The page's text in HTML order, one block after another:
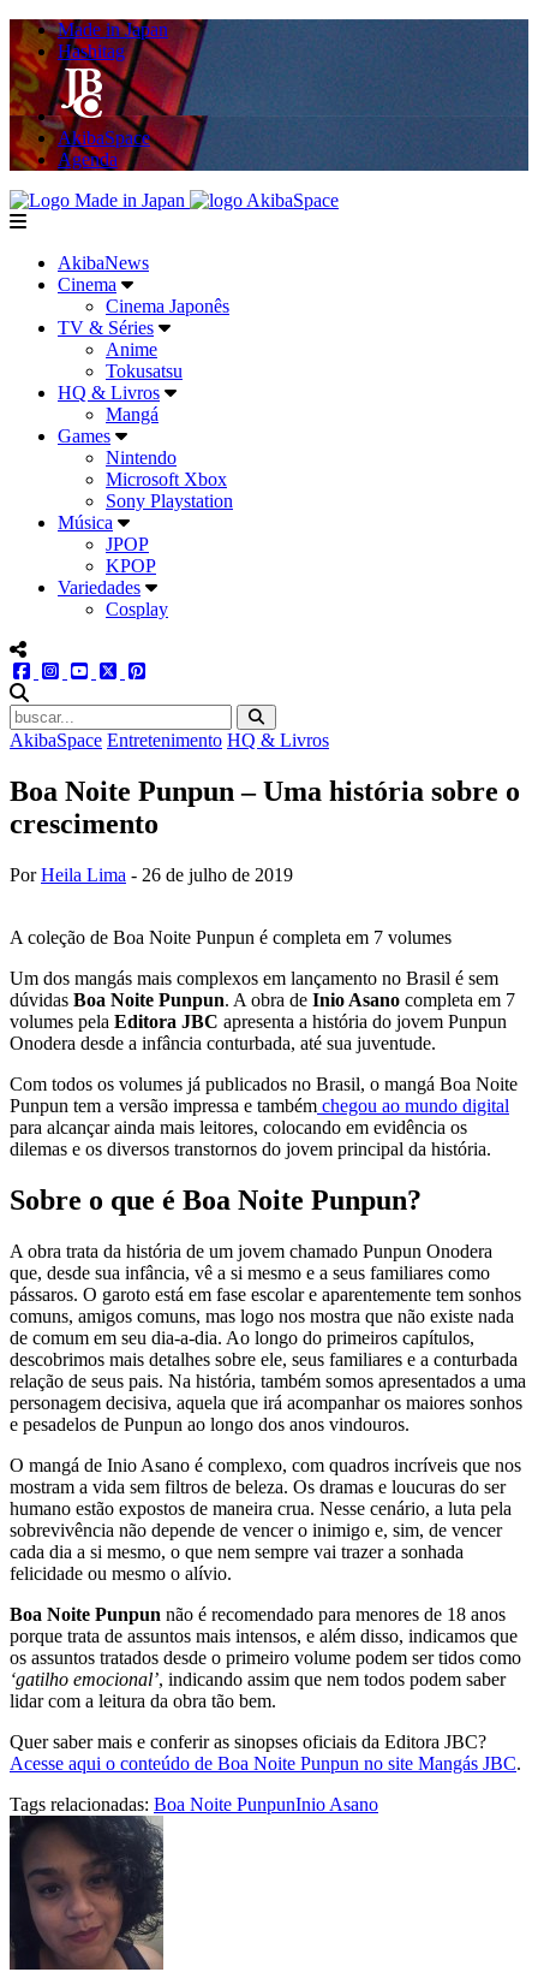
Made in Japan
Hashitag
AkibaSpace
Agenda
Powered By Made in Japan
AkibaSpace
menu
AkibaNews
Cinema
Cinema Japonês
TV & Séries
Anime
Tokusatsu
HQ & Livros
Mangá
Games
Nintendo
Microsoft Xbox
Sony Playstation
Música
JPOP
KPOP
Variedades
Cosplay
menu redes social
facebookinstagram
youtube
twitter
AkibaSpace Entretenimento HQ & Livros
Boa Noite Punpun – Uma história sobre o
crescimento
PorHeila Lima - 26 de julho de 2019
A coleção de Boa Noite Punpun é completa em 7 volumes
Um dos mangás mais complexos em lançamento no Brasil é sem
dúvidas Boa Noite Punpun. A obra de Inio Asano completa em 7
volumes pela Editora JBC apresenta a história do jovem Punpun
Onodera desde a infância conturbada, até sua juventude.
Com todos os volumes já publicados no Brasil, o mangá Boa Noite
Punpun tem a versão impressa e também chegou ao mundo digital
para alcançar ainda mais leitores, colocando em evidência os
dilemas e os diversos transtornos do jovem principal da história.
Sobre o que é Boa Noite Punpun?
A obra trata da história de um jovem chamado Punpun Onodera
que, desde sua infância, vê a si mesmo e a seus familiares como
pássaros. O garoto está em fase escolar e aparentemente tem sonhos
comuns, amigos comuns, mas logo nos mostra que não existe nada
de comum em seu dia-a-dia. Ao longo do primeiros capítulos,
descobrimos mais detalhes sobre ele, seus familiares e a conturbada
relação de seus pais. Na história, também somos apresentados a uma
personagem decisiva, aquela que irá acompanhar os maiores sonhos
e pesadelos de Punpun ao longo dos anos vindouros.
O mangá de Inio Asano é complexo, com quadros incríveis que nos
mostram a vida sem filtros de beleza. Os dramas e loucuras do ser
humano estão expostos de maneira crua. Nesse cenário, a luta pela
sobrevivência não depende de vencer o inimigo e, sim, de vencer
cada dia a si mesmo, o que nem sempre vai trazer a sonhada
felicidade ou mesmo o alívio.
Boa Noite Punpun não é recomendado para menores de 18 anos
porque trata de assuntos mais intensos, e além disso, indicamos que
os assuntos tratados desde o primeiro volume podem ser tidos como
‘gatilho emocional’, indicando assim que nem todos podem saber
lidar com a leitura da obra tão bem.
Quer saber mais e conferir as sinopses oficiais da Editora JBC?
Acesse aqui o conteúdo de Boa Noite Punpun no site Mangás JBC.
Tags relacionadas: Boa Noite PunpunInio Asano